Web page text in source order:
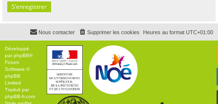
S’enregistrer
Heures au format UTC+01:00
Supprimer les cookies
Nous contacter
Développé
parphpBB®
Forum
Software ©
phpBB
Limited
Traduit par
phpBB-fr.com